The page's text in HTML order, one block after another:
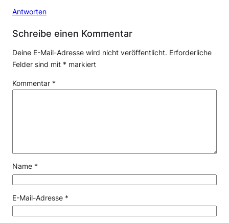
Antworten
Schreibe einen Kommentar
Deine E-Mail-Adresse wird nicht veröffentlicht. Erforderliche
Felder sind mit * markiert
Kommentar *
Name *
E-Mail-Adresse *